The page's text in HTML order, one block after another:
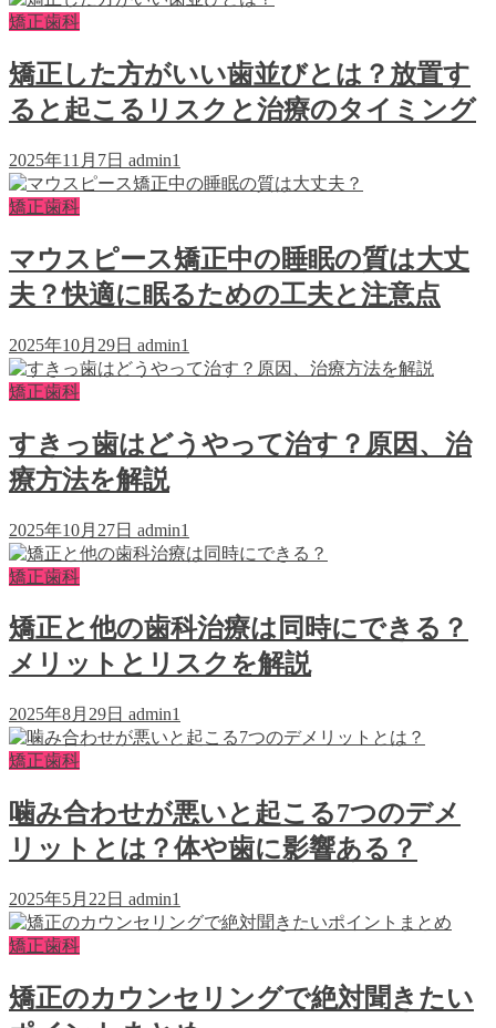
矯正歯科
矯正した方がいい歯並びとは？放置す
ると起こるリスクと治療のタイミング
2025年11月7日 admin1
矯正歯科
マウスピース矯正中の睡眠の質は大丈
夫？快適に眠るための工夫と注意点
2025年10月29日 admin1
矯正歯科
すきっ歯はどうやって治す？原因、治
療方法を解説
2025年10月27日 admin1
矯正歯科
矯正と他の歯科治療は同時にできる？
メリットとリスクを解説
2025年8月29日 admin1
矯正歯科
噛み合わせが悪いと起こる7つのデメ
リットとは？体や歯に影響ある？
2025年5月22日 admin1
矯正歯科
矯正のカウンセリングで絶対聞きたい